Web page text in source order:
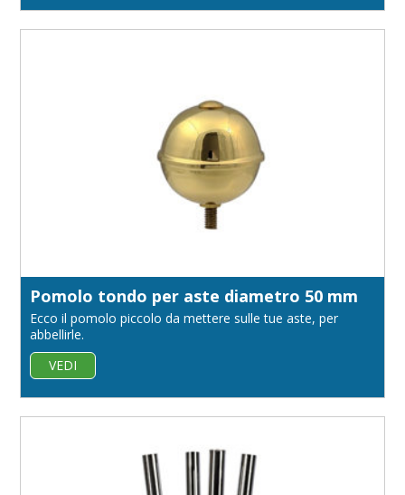
Pomolo tondo per aste diametro 50 mm
Ecco il pomolo piccolo da mettere sulle tue aste, per
abbellirle.
VEDI